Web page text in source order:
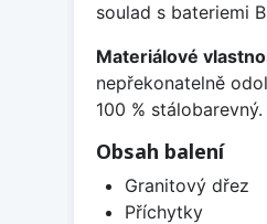
soulad s bateriemi
Materiálové
nepřekonatelně
100 % stálobarevný.
Obsah balení
Granitový dřez
Příchytky